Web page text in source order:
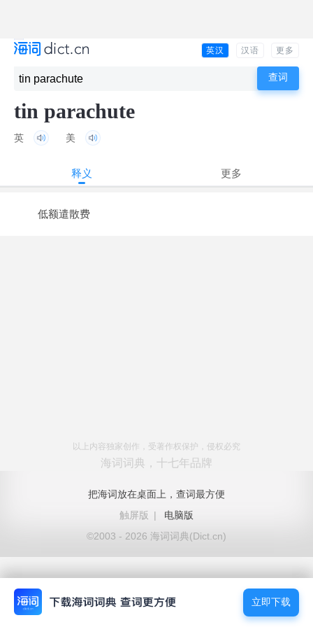
英汉 汉语 更多
tin parachute
英 美
释义 更多
低额遣散费
以上内容独家创作，受著作权保护，侵权必究
海词词典，十七年品牌
把海词放在桌面上，查词最方便
触屏版
|
电脑版
©2003 - 2026 海词词典(Dict.cn)
立即下载
立即下载